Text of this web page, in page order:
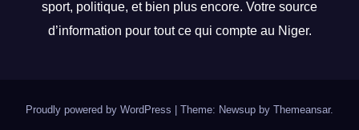
sport, politique, et bien plus encore. Votre source
d’information pour tout ce qui compte au Niger.
Proudly powered by WordPress Theme: Newsup by Themeansar.